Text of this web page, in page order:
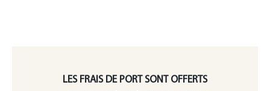
LES FRAIS DE PORT SONT OFFERTS